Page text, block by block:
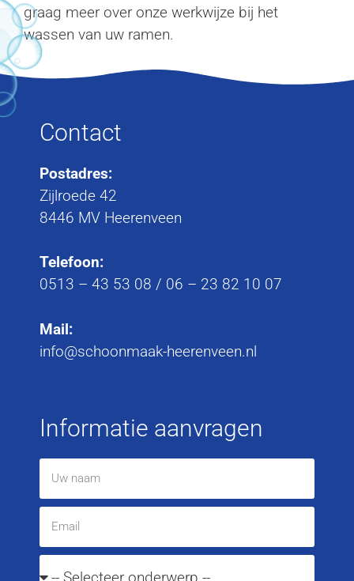
graag meer over onze werkwijze bij het
wassen van uw ramen.
Contact
Postadres:
Zijlroede 42
8446 MV Heerenveen
Telefoon:
0513 – 43 53 08 / 06 – 23 82 10 07
Mail:
info@schoonmaak-heerenveen.nl
Informatie aanvragen